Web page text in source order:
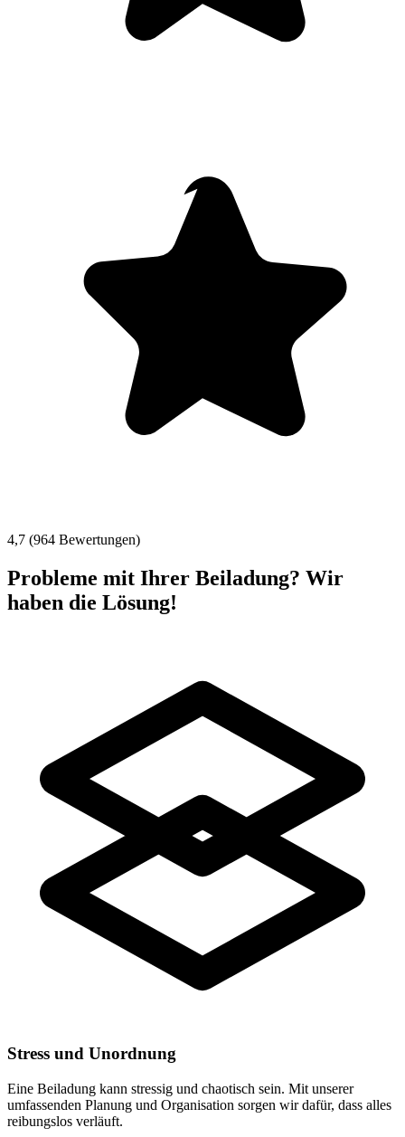
4,7 (964 Bewertungen)
Probleme mit Ihrer Beiladung? Wir
haben die Lösung!
Stress und Unordnung
Eine Beiladung kann stressig und chaotisch sein. Mit unserer
umfassenden Planung und Organisation sorgen wir dafür, dass alles
reibungslos verläuft.